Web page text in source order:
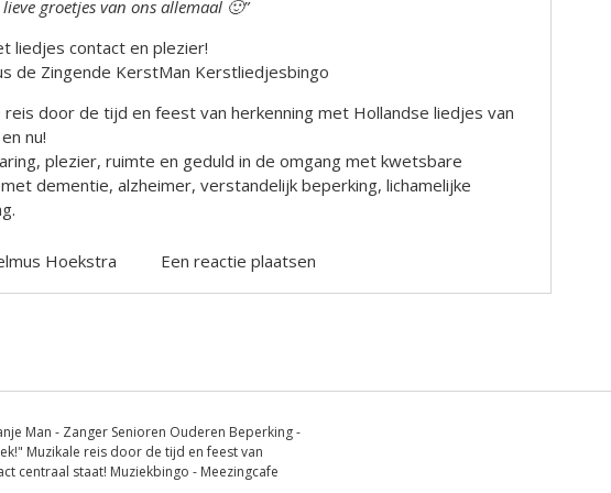
lieve groetjes van ons allemaal 🙂”
liedjes contact en plezier!
de Zingende KerstMan Kerstliedjesbingo
reis door de tijd en feest van herkenning met Hollandse liedjes van
nu!
plezier, ruimte en geduld in de omgang met kwetsbare
dementie, alzheimer, verstandelijk beperking, lichamelijke
Hoekstra Een reactie plaatsen
Man - Zanger Senioren Ouderen Beperking -
Muzikale reis door de tijd en feest van
centraal staat! Muziekbingo - Meezingcafe